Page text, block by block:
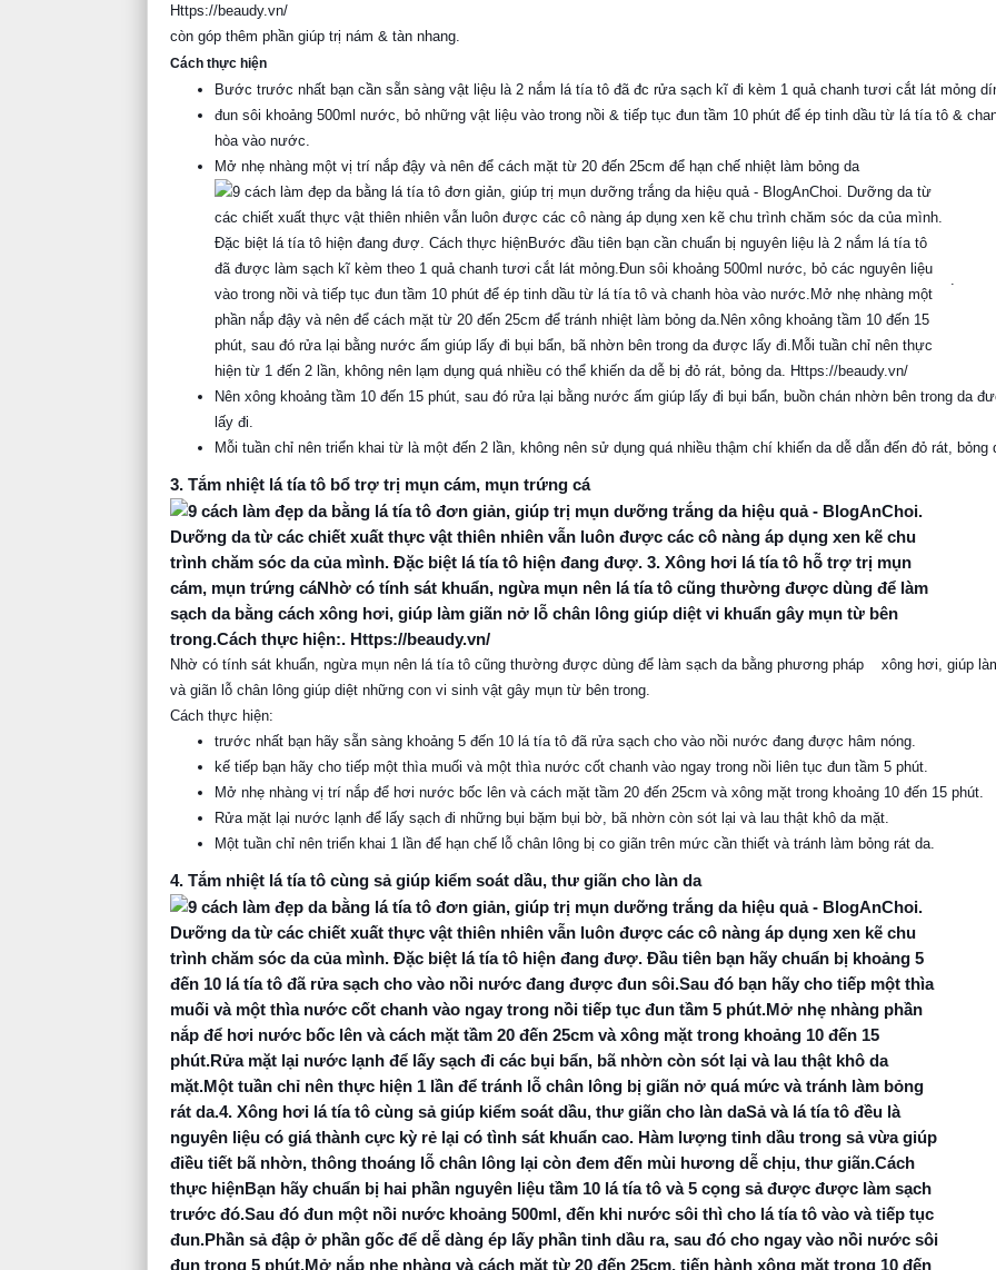
còn góp thêm phần giúp trị nám & tàn nhang.
Cách thực hiện
Bước trước nhất bạn cần sẵn sàng vật liệu là 2 nắm lá tía tô đã đc rửa sạch kĩ đi kèm 1 quả chanh tươi cắt lát mỏng
đun sôi khoảng 500ml nước, bỏ những vật liệu vào trong nồi & tiếp tục đun tầm 10 phút để ép tinh dầu từ lá tía tô &
hòa vào nước.
Mở nhẹ nhàng một vị trí nắp đậy và nên để cách mặt từ 20 đến 25cm để hạn chế nhiệt làm bỏng da
.
Nên xông khoảng tầm 10 đến 15 phút, sau đó rửa lại bằng nước ấm giúp lấy đi bụi bẩn, buồn chán nhờn bên trong da
lấy đi.
Mỗi tuần chỉ nên triển khai từ là một đến 2 lần, không nên sử dụng quá nhiều thậm chí khiến da dễ dẫn đến đỏ rát, bỏng
3. Tắm nhiệt lá tía tô bổ trợ trị mụn cám, mụn trứng cá
Nhờ có tính sát khuẩn, ngừa mụn nên lá tía tô cũng thường được dùng để làm sạch da bằng phương pháp
xông hơi, giúp
và giãn lỗ chân lông giúp diệt những con vi sinh vật gây mụn từ bên trong.
Cách thực hiện:
trước nhất bạn hãy sẵn sàng khoảng 5 đến 10 lá tía tô đã rửa sạch cho vào nồi nước đang được hâm nóng.
kế tiếp bạn hãy cho tiếp một thìa muối và một thìa nước cốt chanh vào ngay trong nồi liên tục đun tầm 5 phút.
Mở nhẹ nhàng vị trí nắp để hơi nước bốc lên và cách mặt tầm 20 đến 25cm và xông mặt trong khoảng 10 đến 15 phút.
Rửa mặt lại nước lạnh để lấy sạch đi những bụi bặm bụi bờ, bã nhờn còn sót lại và lau thật khô da mặt.
Một tuần chỉ nên triển khai 1 lần để hạn chế lỗ chân lông bị co giãn trên mức cần thiết và tránh làm bỏng rát da.
4. Tắm nhiệt lá tía tô cùng sả giúp kiểm soát dầu, thư giãn cho làn da